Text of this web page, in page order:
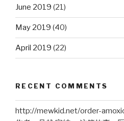
June 2019 (21)
May 2019 (40)
April 2019 (22)
RECENT COMMENTS
http://mewkid.net/order-